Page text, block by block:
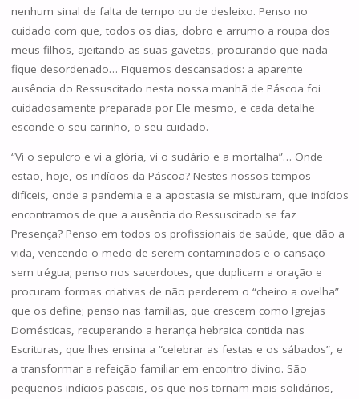
nenhum sinal de falta de tempo ou de desleixo. Penso no
cuidado com que, todos os dias, dobro e arrumo a roupa dos
meus filhos, ajeitando as suas gavetas, procurando que nada
fique desordenado… Fiquemos descansados: a aparente
ausência do Ressuscitado nesta nossa manhã de Páscoa foi
cuidadosamente preparada por Ele mesmo, e cada detalhe
esconde o seu carinho, o seu cuidado.
“Vi o sepulcro e vi a glória, vi o sudário e a mortalha”… Onde
estão, hoje, os indícios da Páscoa? Nestes nossos tempos
difíceis, onde a pandemia e a apostasia se misturam, que indícios
encontramos de que a ausência do Ressuscitado se faz
Presença? Penso em todos os profissionais de saúde, que dão a
vida, vencendo o medo de serem contaminados e o cansaço
sem trégua; penso nos sacerdotes, que duplicam a oração e
procuram formas criativas de não perderem o “cheiro a ovelha”
que os define; penso nas famílias, que crescem como Igrejas
Domésticas, recuperando a herança hebraica contida nas
Escrituras, que lhes ensina a “celebrar as festas e os sábados”, e
a transformar a refeição familiar em encontro divino. São
pequenos indícios pascais, os que nos tornam mais solidários,